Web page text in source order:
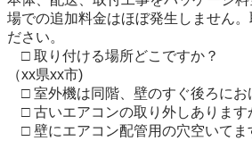
場での追加料金はほぼ発生しません。
ださい。
□ 取り付ける場所どこですか？
（xx県xx市)
□ 室外機は同階、壁のすぐ後ろにお
□ 古いエアコンの取り外しあります
□ 壁にエアコン配管用の穴空いてま